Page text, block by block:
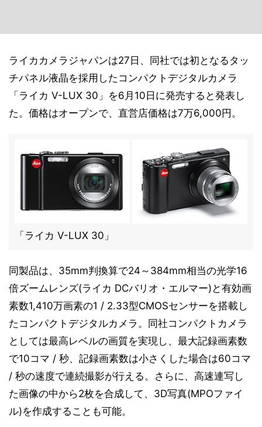
ライカカメラジャパンは27日、同社では初となるタッ
チパネル液晶を採用したコンパクトデジタルカメラ
「ライカ V-LUX 30」を6月10日に発売すると発表し
た。価格はオープンで、直営店価格は7万6,000円。
「ライカ V-LUX 30」
同製品は、35mm判換算で24～384mm相当の光学16
倍ズームレンズ(ライカ DCバリオ・エルマー)と有効画
素数1,410万画素の1 / 2.33型CMOSセンサーを搭載し
たコンパクトデジタルカメラ。同社コンパクトカメラ
としては最高レベルの画質を実現し、最大記録画素数
で10コマ / 秒、記録画素数は小さくした場合は60コマ
/ 秒の速度で連続撮影が行える。さらに、高速連写し
た画像の中から2枚を合成して、3D写真(MPOファイ
ル)を作成することも可能。